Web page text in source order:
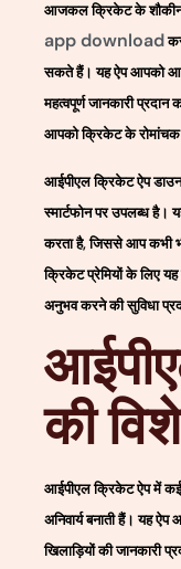
आजकल क्रिकेट के
app download
सकते हैं। यह ऐप आपको
महत्वपूर्ण जानकारी
आपको क्रिकेट के रोमांचक
आईपीएल क्रिकेट ऐप
स्मार्टफोन पर उपलब्ध
करता है, जिससे आप कभी
क्रिकेट प्रेमियों के लिए
अनुभव करने की सुविधा
की
आईपीएल क्रिकेट ऐप में कई
अनिवार्य बनाती हैं। यह
खिलाड़ियों की जानकारी